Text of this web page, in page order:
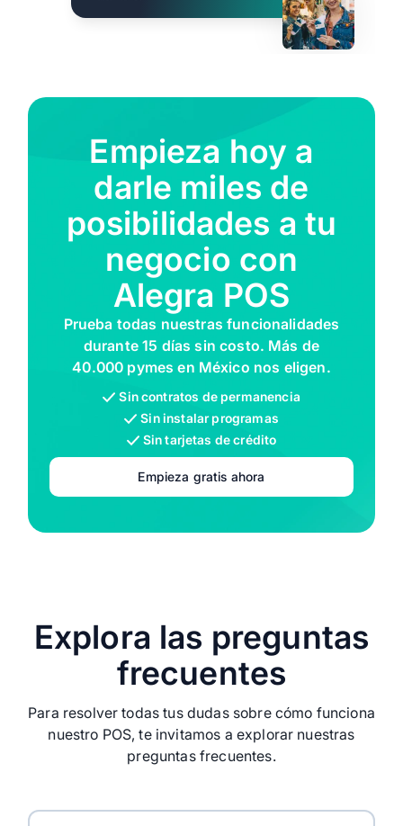
Empieza hoy a
darle miles de
posibilidades a tu
negocio con
Alegra POS
Prueba todas nuestras funcionalidades
durante 15 días sin costo. Más de
40.000 pymes en México nos eligen.
Sin contratos de permanencia
Sin instalar programas
Sin tarjetas de crédito
Empieza gratis ahora
Explora las preguntas
frecuentes
Para resolver todas tus dudas sobre cómo funciona
nuestro POS, te invitamos a explorar nuestras
preguntas frecuentes.